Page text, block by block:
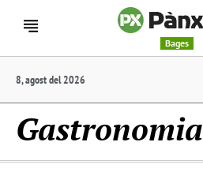
Bages
8, agost del 2026
Gastronomia